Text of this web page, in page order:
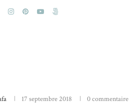
17 septembre 2018 0 commentaire